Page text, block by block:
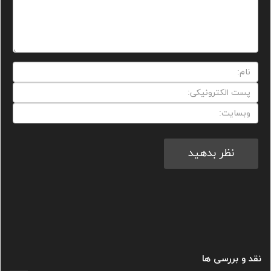
نقد و بررسی ها